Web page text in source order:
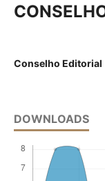
Conselho Editorial
DOWNLOADS